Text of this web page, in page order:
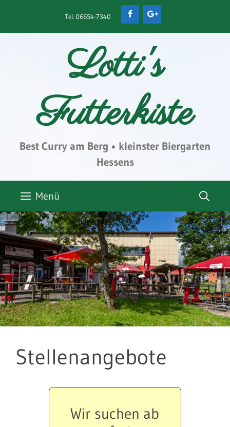
springen
Tel.06654-7340
Lotti's
Futterkiste
Best Curry am Berg • kleinster Biergarten
Hessens
Menü
Stellenangebote
Wir suchen ab